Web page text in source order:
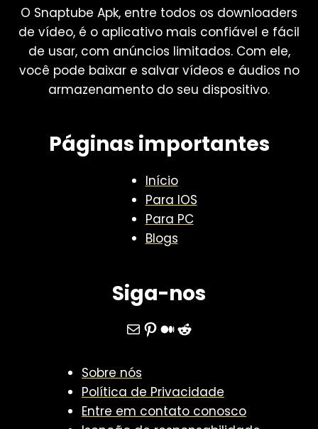
b
e
2
0
2
–
G
a
r
á
i
d
o
V
i
d
M
a
2
2
5
–
Q
l
o
e
l
h
O Snaptube Apk, entre todos os downloaders
de vídeo, é o aplicativo mais confiável e fácil
de usar, com anúncios limitados. Com ele,
você pode baixar e salvar vídeos e áudios no
armazenamento do seu dispositivo.
Páginas importantes
Início
Para IOS
Para PC
Blogs
Siga-nos
E-mailPinterest
Medium
Reddit
Sobre nós
Política de Privacidade
Entre em contato conosco